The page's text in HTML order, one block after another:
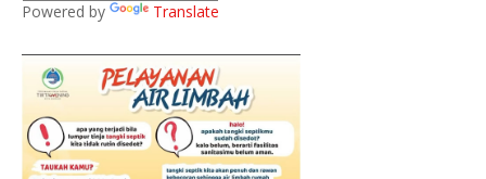
Powered by Translate